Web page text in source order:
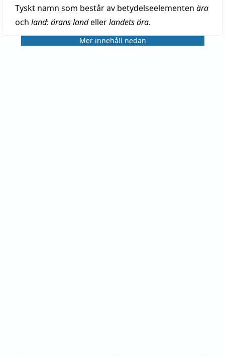
Tyskt namn som består av betydelseelementen ära
och land: ärans landellerlandets ära.
Mer innehåll nedan